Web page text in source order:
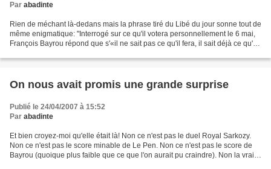
Par abadinte
Rien de méchant là-dedans mais la phrase tiré du Libé du jour sonne tout de
même enigmatique: "Interrogé sur ce qu'il votera personnellement le 6 mai,
François Bayrou répond que s'«il ne sait pas ce qu'il fera, il sait déjà ce qu'il
On nous avait promis une grande surprise
Publié le 24/04/2007 à 15:52
Par abadinte
Et bien croyez-moi qu'elle était là! Non ce n'est pas le duel Royal Sarkozy.
Non ce n'est pas le score minable de Le Pen. Non ce n'est pas le score de
Bayrou (quoique plus faible que ce que l'on aurait pu craindre). Non la vraie